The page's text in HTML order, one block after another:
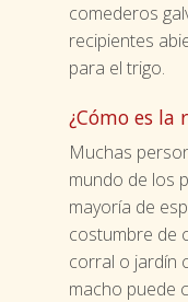
comederos
recipientes
para el trigo.
¿Cómo es la
Muchas
mundo de los
mayoría de
costumbre de
corral o jardín
macho puede